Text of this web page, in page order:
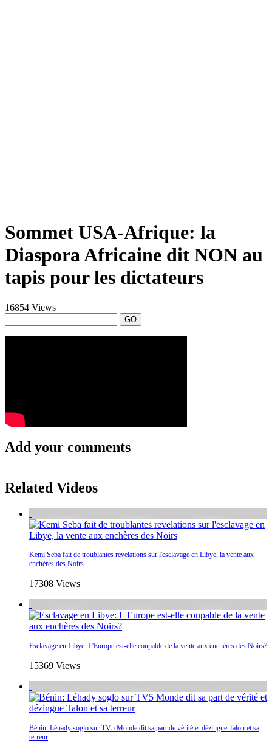
Sommet USA-Afrique: la
Diaspora Africaine dit NON au
tapis pour les dictateurs
16854 Views
GO
Add your comments
Related Videos
Kemi Seba fait de troublantes revelations sur l'esclavage en Libye, la vente aux
enchères des Noirs
17308 Views
Esclavage en Libye: L'Europe est-elle coupable de la vente aux enchères des Noirs?
15369 Views
Bénin: Léhady soglo sur TV5 Monde dit sa part de vérité et dézingue Talon et sa
terreur